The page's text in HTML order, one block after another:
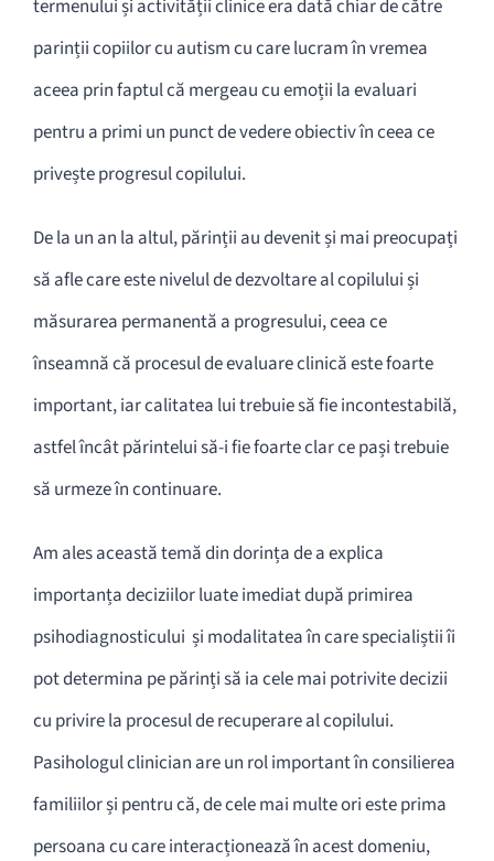
termenului și activității clinice era dată chiar de către
parinții copiilor cu autism cu care lucram în vremea
aceea prin faptul că mergeau cu emoții la evaluari
pentru a primi un punct de vedere obiectiv în ceea ce
privește progresul copilului.
De la un an la altul, părinții au devenit și mai preocupați
să afle care este nivelul de dezvoltare al copilului și
măsurarea permanentă a progresului, ceea ce
înseamnă că procesul de evaluare clinică este foarte
important, iar calitatea lui trebuie să fie incontestabilă,
astfel încât părintelui să-i fie foarte clar ce pași trebuie
să urmeze în continuare.
Am ales această temă din dorința de a explica
importanța deciziilor luate imediat după primirea
psihodiagnosticului și modalitatea în care specialiștii îi
pot determina pe părinți să ia cele mai potrivite decizii
cu privire la procesul de recuperare al copilului.
Pasihologul clinician are un rol important în consilierea
familiilor și pentru că, de cele mai multe ori este prima
persoana cu care interacționează în acest domeniu,